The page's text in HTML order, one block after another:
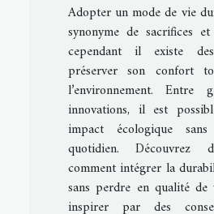
Adopter un mode de vie
synonyme de sacrifices
cependant il existe
préserver son confort
l’environnement. Entre
innovations, il est
impact écologique
quotidien. Découvrez
comment intégrer la
sans perdre en qualité de
inspirer par des